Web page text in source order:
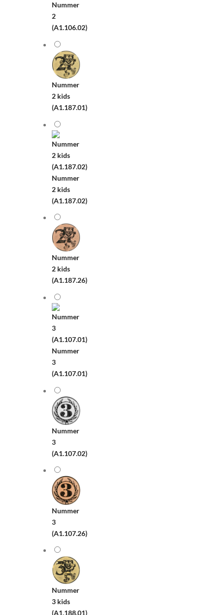
Nummer
2
(A1.106.02)
Nummer
2 kids
(A1.187.01)
Nummer
2 kids
(A1.187.02)
Nummer
2 kids
(A1.187.26)
Nummer
3
(A1.107.01)
Nummer
3
(A1.107.02)
Nummer
3
(A1.107.26)
Nummer
3 kids
(A1.188.01)